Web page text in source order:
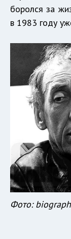
боролся за
в 1983 году
Фото: